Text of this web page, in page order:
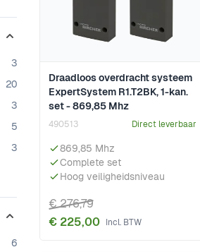
3products available
20products available
3products available
5products available
3products available
6products available
Draadloos overdracht systeem
ExpertSystem R1.T2BK, 1-kan.
set - 869,85 Mhz
490513 Direct leverbaar
869,85 Mhz
Complete set
Hoog veiligheidsniveau
€ 225,00
€ 276,79